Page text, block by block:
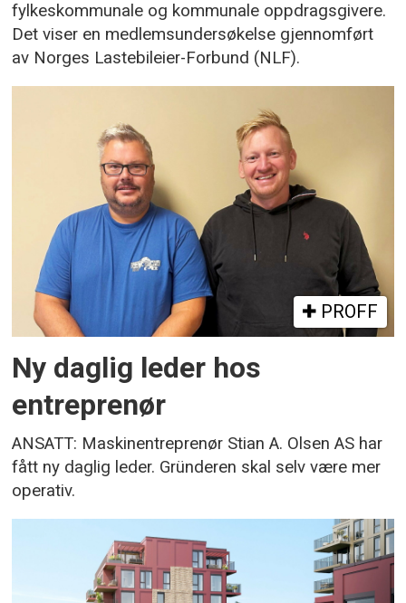
fylkeskommunale og kommunale oppdragsgivere.
Det viser en medlemsundersøkelse gjennomført
av Norges Lastebileier-Forbund (NLF).
PROFF
Ny daglig leder hos
entreprenør
ANSATT: Maskinentreprenør Stian A. Olsen AS har
fått ny daglig leder. Gründeren skal selv være mer
operativ.